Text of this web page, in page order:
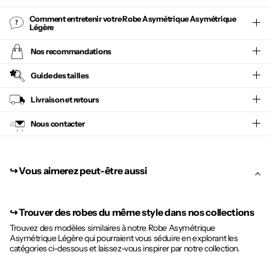
Comment entretenir votreRobe Asymétrique Asymétrique
Légère
Nos recommandations
Guide des tailles
Livraison et retours
Nous contacter
↪︎ Vous aimerez peut-être aussi
↪︎Trouver des robes du même style dans nos collections
Trouvez des modèles similaires à notre Robe Asymétrique
Asymétrique Légère qui pourraient vous séduire en explorant les
catégories ci-dessous et laissez-vous inspirer par notre collection.